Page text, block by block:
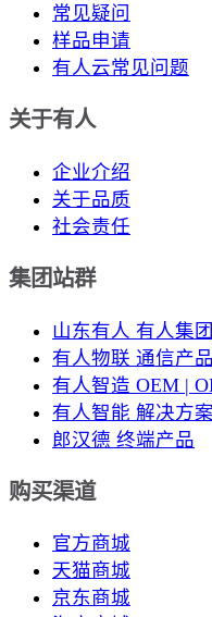
常见疑问
样品申请
有人云常见问题
关于有人
企业介绍
关于品质
社会责任
集团站群
山东有人 有人集团
有人物联 通信产品
有人智造 OEM |
有人智能 解决方案
郎汉德 终端产品
购买渠道
官方商城
天猫商城
京东商城